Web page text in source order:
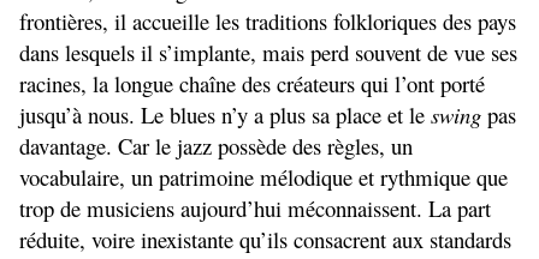
frontières, il accueille les traditions folkloriques des pays
dans lesquels il s’implante, mais perd souvent de vue ses
racines, la longue chaîne des créateurs qui l’ont porté
jusqu’à nous. Le blues n’y a plus sa place et le swing pas
davantage. Car le jazz possède des règles, un
vocabulaire, un patrimoine mélodique et rythmique que
trop de musiciens aujourd’hui méconnaissent. La part
réduite, voire inexistante qu’ils consacrent aux standards